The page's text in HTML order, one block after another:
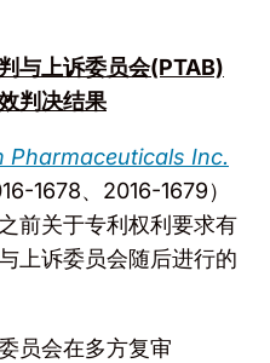
与上诉委员会(PTAB)
判决结果
Pharmaceuticals Inc.
1678、2016-1679）
前关于专利权利要求有
上诉委员会随后进行的
员会在多方复审